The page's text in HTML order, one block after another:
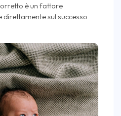
è un fattore
direttamente sul successo